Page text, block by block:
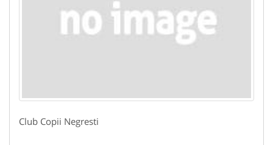
Club Copii Negresti